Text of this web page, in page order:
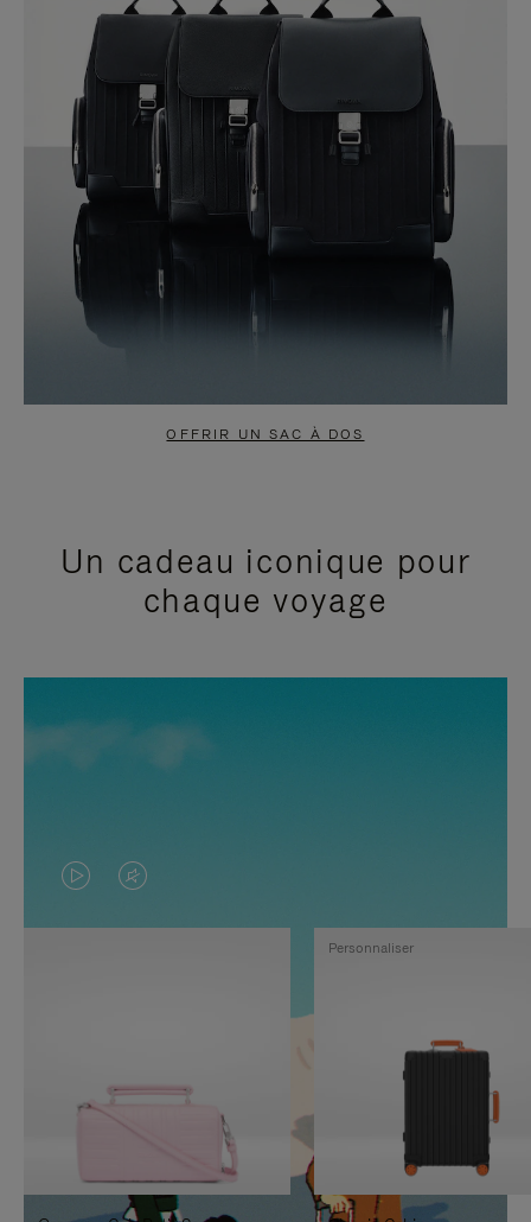
OFFRIR UN SAC À DOS
Un cadeau iconique pour
chaque voyage
LA
VIDÉO
PAUSE,
APPUYEZ
SUR
LE
SON
DÉSACTIVÉ.
VEUILLEZ
Personnaliser